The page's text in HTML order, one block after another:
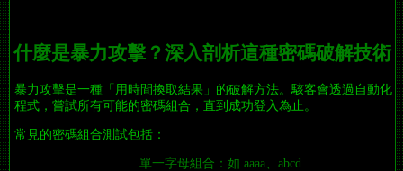
什麼是暴力攻擊？深入剖析這種密碼破解技術
暴力攻擊是一種「用時間換取結果」的破解方法。駭客會透過自動化
程式，嘗試所有可能的密碼組合，直到成功登入為止。
常見的密碼組合測試包括：
單一字母組合：如 aaaa、abcd